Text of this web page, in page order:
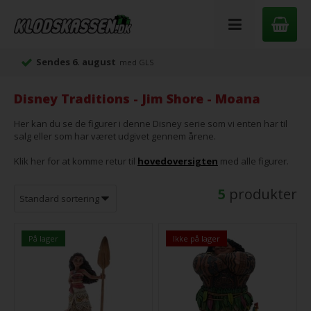
Sendes 6. august med GLS
Disney Traditions - Jim Shore - Moana
Her kan du se de figurer i denne Disney serie som vi enten har til
salg eller som har været udgivet gennem årene.
Klik her for at komme retur til hovedoversigten med alle figurer.
5 produkter
På lager Ikke på lager